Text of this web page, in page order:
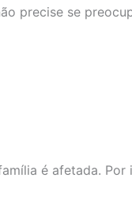
precise se
é afetada. Por